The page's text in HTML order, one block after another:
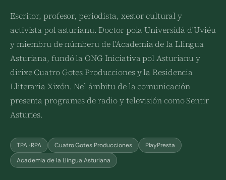
Escritor, profesor, periodista, xestor cultural y
activista pol asturianu. Doctor pola Universidá d'Uviéu
y miembru de númberu de l'Academia de la Llingua
Asturiana, fundó la ONG Iniciativa pol Asturianu y
dirixe Cuatro Gotes Producciones y la Residencia
Lliteraria Xixón. Nel ámbitu de la comunicación
presenta programes de radio y televisión como Sentir
Asturies.
TPA · RPA Cuatro Gotes Producciones
PlayPresta
Academia de la Llingua Asturiana